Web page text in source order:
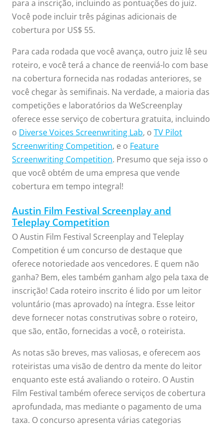
para a inscrição, incluindo as pontuações do juiz.
Você pode incluir três páginas adicionais de
cobertura por US$ 55.
Para cada rodada que você avança, outro juiz lê seu
roteiro, e você terá a chance de reenviá-lo com base
na cobertura fornecida nas rodadas anteriores, se
você chegar às semifinais. Na verdade, a maioria das
competições e laboratórios da WeScreenplay
oferece esse serviço de cobertura gratuita, incluindo
o Diverse Voices Screenwriting Lab, o TV Pilot
Screenwriting Competition, e o Feature
Screenwriting Competition. Presumo que seja isso o
que você obtém de uma empresa que vende
cobertura em tempo integral!
Austin Film Festival Screenplay and
Teleplay Competition
O Austin Film Festival Screenplay and Teleplay
Competition é um concurso de destaque que
oferece notoriedade aos vencedores. E quem não
ganha? Bem, eles também ganham algo pela taxa de
inscrição! Cada roteiro inscrito é lido por um leitor
voluntário (mas aprovado) na íntegra. Esse leitor
deve fornecer notas construtivas sobre o roteiro,
que são, então, fornecidas a você, o roteirista.
As notas são breves, mas valiosas, e oferecem aos
roteiristas uma visão de dentro da mente do leitor
enquanto este está avaliando o roteiro. O Austin
Film Festival também oferece serviços de cobertura
aprofundada, mas mediante o pagamento de uma
taxa. O concurso apresenta várias categorias